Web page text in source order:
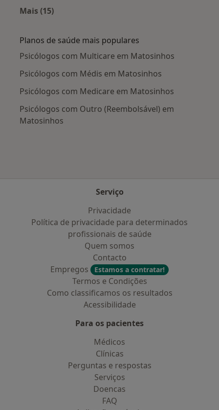
Mais (15)
Planos de saúde mais populares
Psicólogos com Multicare em Matosinhos
Psicólogos com Médis em Matosinhos
Psicólogos com Medicare em Matosinhos
Psicólogos com Outro (Reembolsável) em
Matosinhos
Serviço
Privacidade
Política de privacidade para determinados
profissionais de saúde
Quem somos
Contacto
Empregos
Estamos a contratar!
Termos e Condições
Como classificamos os resultados
Acessibilidade
Para os pacientes
Médicos
Clínicas
Perguntas e respostas
Serviços
Doencas
FAQ